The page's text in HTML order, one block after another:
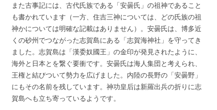
また古事記には、古代氏族である「安曇氏」の祖神であること
も書かれています（一方、住吉三神については、どの氏族の祖
神かについては明確な記載はありません）。安曇氏は、博多近
くの砂州でつながった志賀島にある「志賀海神社」を守ってき
ました。志賀島は「漢委奴國王」の金印が発見されたように、
海外と日本とを繋ぐ要衝です。安曇氏は海人集団と考えられ、
王権と結びついて勢力を広げました。内陸の長野の「安曇野」
にもその名前を残しています。神功皇后は新羅出兵の折りに志
賀島へも立ち寄っているようです。